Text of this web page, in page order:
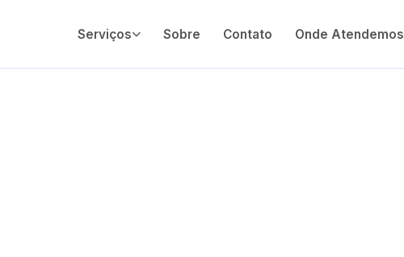
Serviços Sobre Contato Onde Atendemos